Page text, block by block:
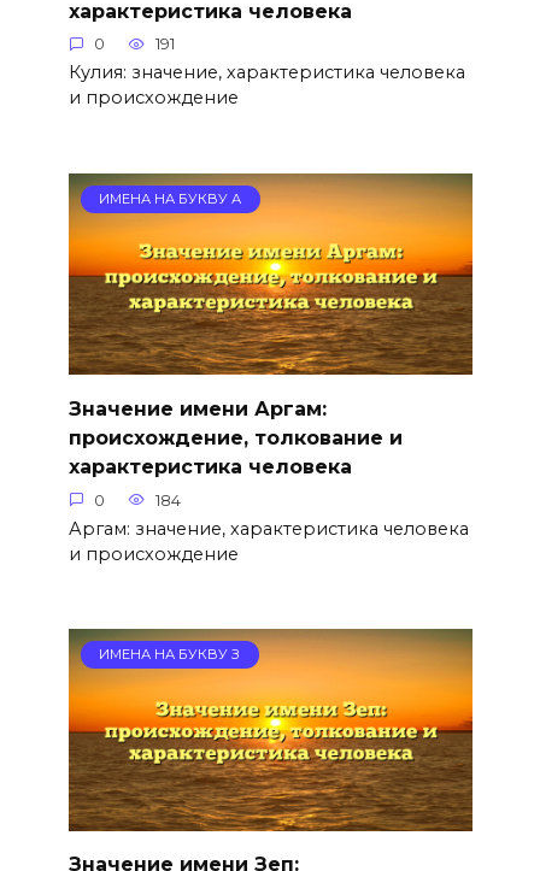
характеристика человека
0 191
Кулия: значение, характеристика человека
и происхождение
ИМЕНА НА БУКВУ А
Значение имени Аргам:
происхождение, толкование и
характеристика человека
0 184
Аргам: значение, характеристика человека
и происхождение
ИМЕНА НА БУКВУ З
Значение имени Зеп: